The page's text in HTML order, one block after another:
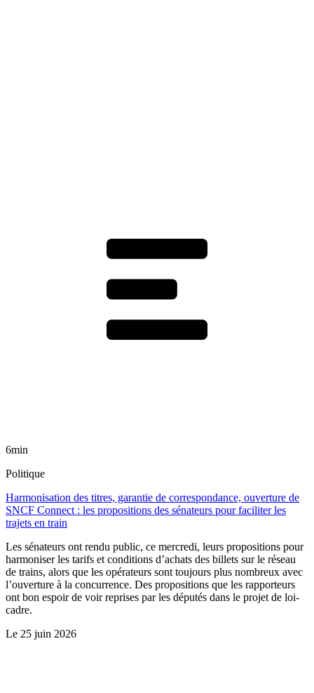
6min
Politique
Harmonisation des titres, garantie de correspondance, ouverture de
SNCF Connect : les propositions des sénateurs pour faciliter les
trajets en train
Les sénateurs ont rendu public, ce mercredi, leurs propositions pour
harmoniser les tarifs et conditions d’achats des billets sur le réseau
de trains, alors que les opérateurs sont toujours plus nombreux avec
l’ouverture à la concurrence. Des propositions que les rapporteurs
ont bon espoir de voir reprises par les députés dans le projet de loi-
cadre.
Le 25 juin 2026